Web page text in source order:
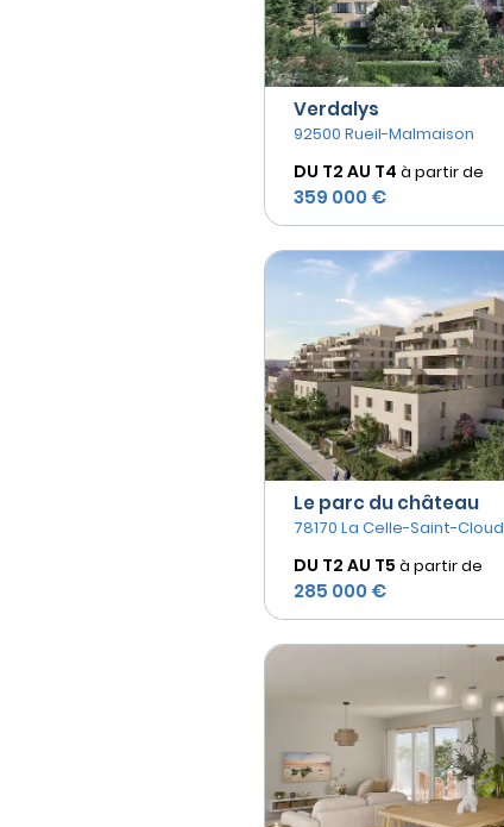
Verdalys
92500 Rueil-Malmaison
DU T2 AU T4 à partir de
359 000 €
Le parc du château
78170 La Celle-Saint-Cloud
DU T2 AU T5 à partir de
285 000 €